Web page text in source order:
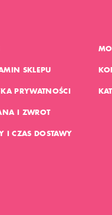
SKLEPU
PRYWATNOŚCI
I ZWROT
I CZAS DOSTAWY